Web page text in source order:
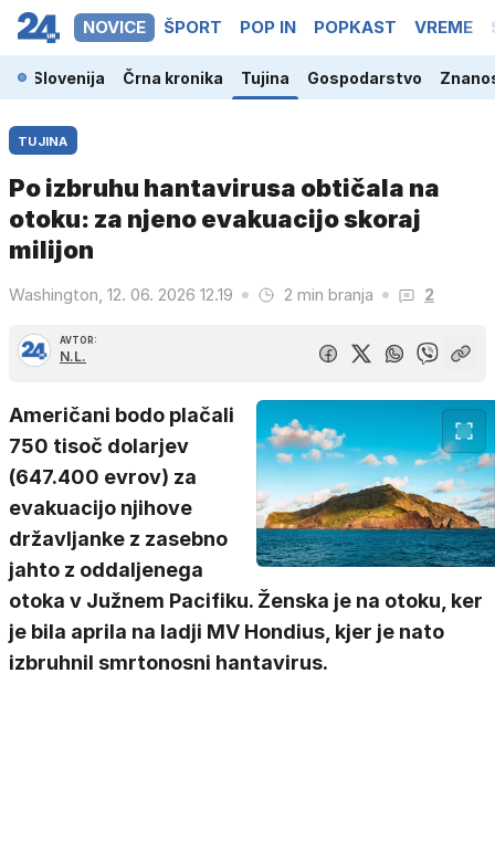
NOVICE ŠPORT POP IN POPKAST VREME
Slovenija Črna kronika Tujina Gospodarstvo
TUJINA
Po izbruhu hantavirusa obtičala na
otoku: za njeno evakuacijo skoraj
milijon
Washington, 12. 06. 2026 12.19 2 min branja 2
AVTOR:
N.L.
Američani bodo plačali
750 tisoč dolarjev
(647.400 evrov) za
evakuacijo njihove
državljanke z zasebno
jahto z oddaljenega
otoka v Južnem Pacifiku. Ženska je na otoku, ker
je bila aprila na ladji MV Hondius, kjer je nato
izbruhnil smrtonosni hantavirus.